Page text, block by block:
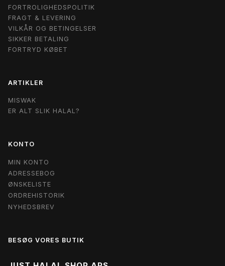
FORTROLIGHEDSPOLITIK
FRAGT & LEVERING
VILKÅR OG BETINGELSER
SIKKER BETALING
FORTRYD KØBET
ARTIKLER
MISWAK
ER ALT SLIK HALAL?
KONTO
MIN KONTO
ADRESSEBOG
ØNSKELISTE
ORDREHISTORIK
NYHEDSBREV
BESØG VORES BUTIK